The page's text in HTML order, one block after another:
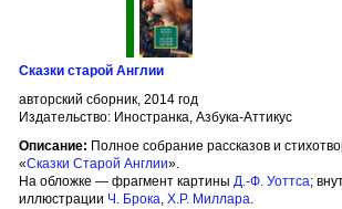
Сказки старой Англии
авторский сборник, 2014 год
Издательство: Иностранка, Азбука-Аттикус
Описание: Полное собрание рассказов и
«Сказки Старой Англии».
На обложке — фрагмент картины Д.-Ф. Уоттса;
иллюстрации Ч. Брока, Х.Р. Миллара.